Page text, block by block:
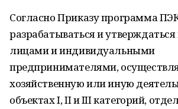
Согласно Приказу программа
разрабатываться и
лицами и индивидуальными
предпринимателями,
хозяйственную или иную
объектах I, II и III категорий,